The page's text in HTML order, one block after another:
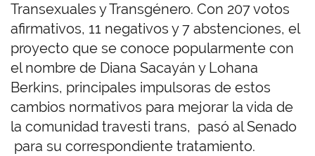
Transexuales y Transgénero. Con 207 votos
afirmativos, 11 negativos y 7 abstenciones, el
proyecto que se conoce popularmente con
el nombre de Diana Sacayán y Lohana
Berkins, principales impulsoras de estos
cambios normativos para mejorar la vida de
la comunidad travesti trans, pasó al Senado
para su correspondiente tratamiento.